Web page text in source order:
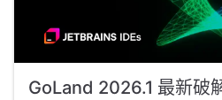
GoLand 2026.1 最新破